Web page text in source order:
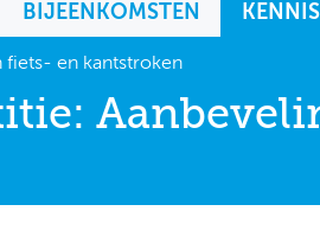
BIJEENKOMSTEN
fiets- en kantstroken